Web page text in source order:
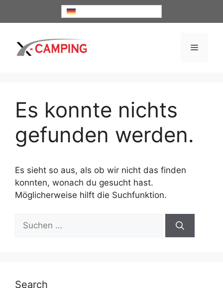
Menü
Es konnte nichts
gefunden werden.
Es sieht so aus, als ob wir nicht das finden
konnten, wonach du gesucht hast.
Möglicherweise hilft die Suchfunktion.
Suche
nach:
Search